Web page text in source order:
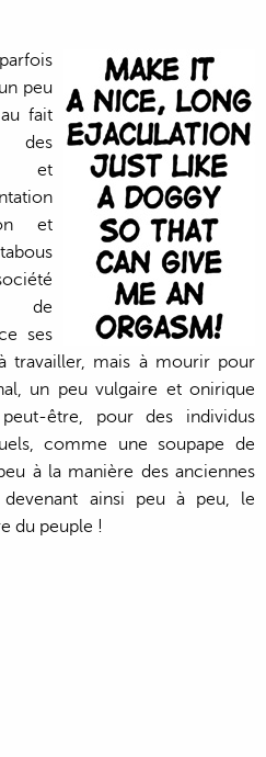
peu
fait
des
et
et
de
ses
travailler, mais à mourir pour
un peu vulgaire et onirique
être, pour des individus
comme une soupape de
à la manière des anciennes
ainsi peu à peu, le
du peuple !